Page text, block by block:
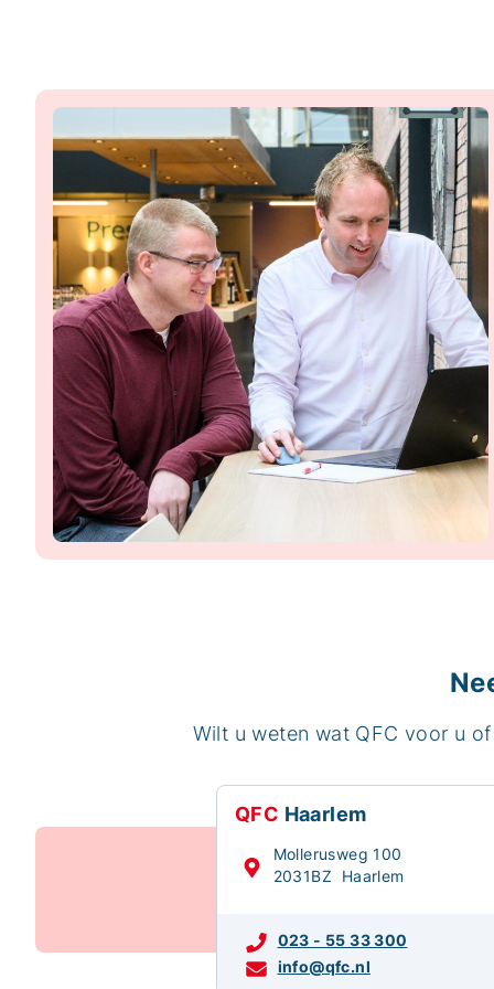
Wilt u weten wat QFC voor u
QFC Haarlem
Mollerusweg 100
2031BZ Haarlem
023 - 55 33 300
info@qfc.nl